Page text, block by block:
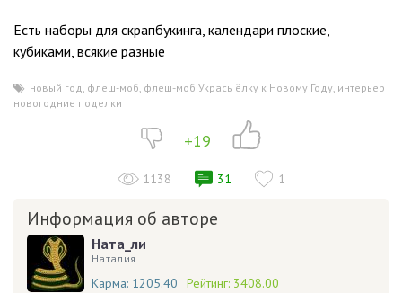
Есть наборы для скрапбукинга, календари плоские,
кубиками, всякие разные
новый год флеш-моб флеш-моб Укрась ёлку к Новому Году интерьер
новогодние поделки
+19
1138 31 1
Информация об авторе
Ната_ли
Наталия
Карма: 1205.40 Рейтинг: 3408.00